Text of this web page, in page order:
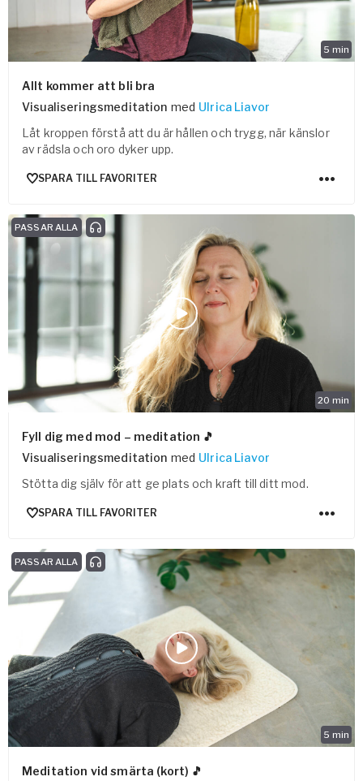
5 min
Allt kommer att bli bra
Visualiseringsmeditation med Ulrica Liavor
Låt kroppen förstå att du är hållen och trygg, när känslor
av rädsla och oro dyker upp.
SPARA TILL FAVORITER
20 min
PASSAR ALLA
Fyll dig med mod – meditation 🎵
Visualiseringsmeditation med Ulrica Liavor
Stötta dig själv för att ge plats och kraft till ditt mod.
SPARA TILL FAVORITER
5 min
PASSAR ALLA
Meditation vid smärta (kort) 🎵